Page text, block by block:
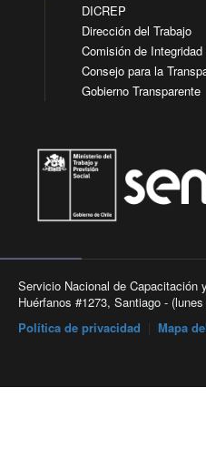
DICREP
Dirección del Trabajo
Comisión de
Consejo para la
Gobierno Transparente
Servicio Nacional de Capacitación
Huérfanos #1273, Santiago -
Política de privacidad
Mapa